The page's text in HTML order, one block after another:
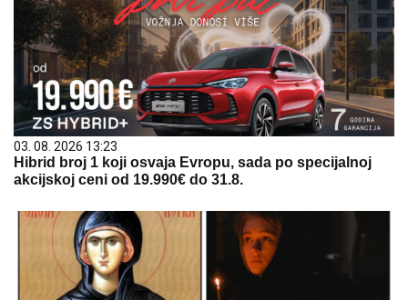
03. 08. 2026 13:23
Hibrid broj 1 koji osvaja Evropu, sada po specijalnoj
akcijskoj ceni od 19.990€ do 31.8.